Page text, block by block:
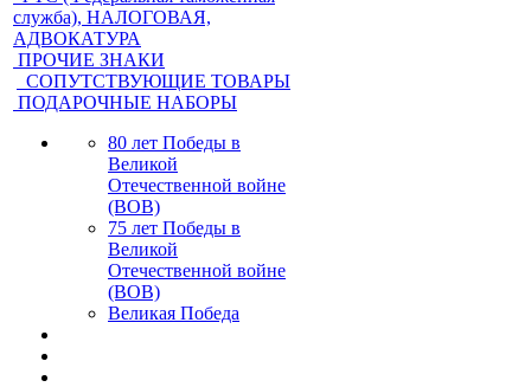
служба), НАЛОГОВАЯ,
АДВОКАТУРА
ПРОЧИЕ ЗНАКИ
СОПУТСТВУЮЩИЕ ТОВАРЫ
ПОДАРОЧНЫЕ НАБОРЫ
80 лет Победы в
Великой
Отечественной войне
(ВОВ)
75 лет Победы в
Великой
Отечественной войне
(ВОВ)
Великая Победа